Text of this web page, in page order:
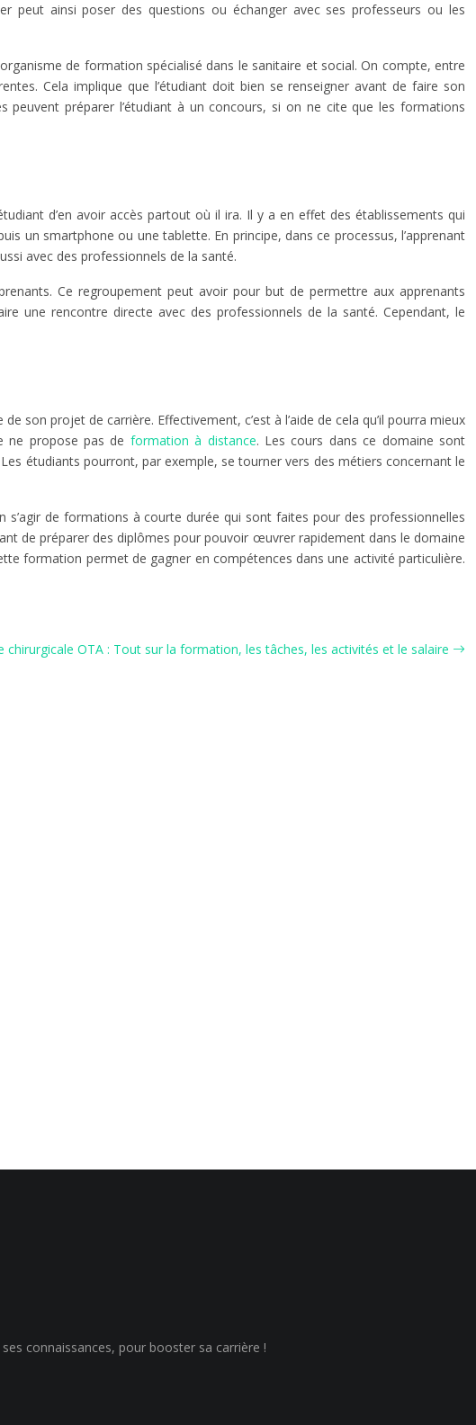
peut ainsi poser des questions ou échanger avec ses professeurs ou les
de formation spécialisé dans le sanitaire et social. On compte, entre
Cela implique que l’étudiant doit bien se renseigner avant de faire son
peuvent préparer l’étudiant à un concours, si on ne cite que les formations
d’en avoir accès partout où il ira. Il y a en effet des établissements qui
un smartphone ou une tablette. En principe, dans ce processus, l’apprenant
avec des professionnels de la santé.
Ce regroupement peut avoir pour but de permettre aux apprenants
une rencontre directe avec des professionnels de la santé. Cependant, le
son projet de carrière. Effectivement, c’est à l’aide de cela qu’il pourra mieux
ne propose pas de formation à distance. Les cours dans ce domaine sont
étudiants pourront, par exemple, se tourner vers des métiers concernant le
de formations à courte durée qui sont faites pour des professionnelles
de préparer des diplômes pour pouvoir œuvrer rapidement dans le domaine
formation permet de gagner en compétences dans une activité particulière.
chirurgicale OTA : Tout sur la formation, les tâches, les activités et le salaire
connaissances, pour booster sa carrière !